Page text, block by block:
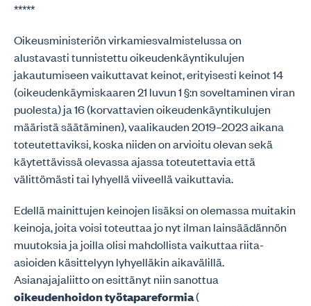
*****
Oikeusministeriön virkamiesvalmistelussa on
alustavasti tunnistettu oikeudenkäyntikulujen
jakautumiseen vaikuttavat keinot, erityisesti keinot 14
(oikeudenkäymiskaaren 21 luvun 1 §:n soveltaminen viran
puolesta) ja 16 (korvattavien oikeudenkäyntikulujen
määristä säätäminen), vaalikauden 2019–2023 aikana
toteutettaviksi, koska niiden on arvioitu olevan sekä
käytettävissä olevassa ajassa toteutettavia että
välittömästi tai lyhyellä viiveellä vaikuttavia.
Edellä mainittujen keinojen lisäksi on olemassa muitakin
keinoja, joita voisi toteuttaa jo nyt ilman lainsäädännön
muutoksia ja joilla olisi mahdollista vaikuttaa riita-
asioiden käsittelyyn lyhyelläkin aikavälillä.
Asianajajaliitto on esittänyt niin sanottua
oikeudenhoidon työtapareformia(